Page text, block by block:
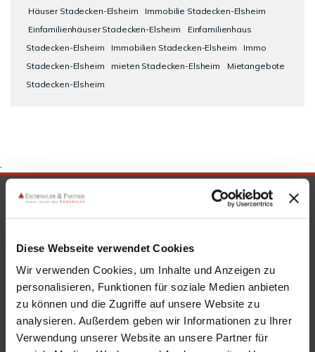
Diese Webseite verwendet Cookies
Wir verwenden Cookies, um Inhalte und Anzeigen zu
personalisieren, Funktionen für soziale Medien anbieten
zu können und die Zugriffe auf unsere Website zu
analysieren. Außerdem geben wir Informationen zu Ihrer
Verwendung unserer Website an unsere Partner für
Häuser Stadecken-Elsheim
Immobilie Stadecken-Elsheim
Einfamilienhäuser Stadecken-Elsheim
Einfamilienhaus
Stadecken-Elsheim
Immobilien Stadecken-Elsheim
Immo
Stadecken-Elsheim
mieten Stadecken-Elsheim
Mietangebote
Stadecken-Elsheim
.
SICHERHEIT & KOMPETENZ